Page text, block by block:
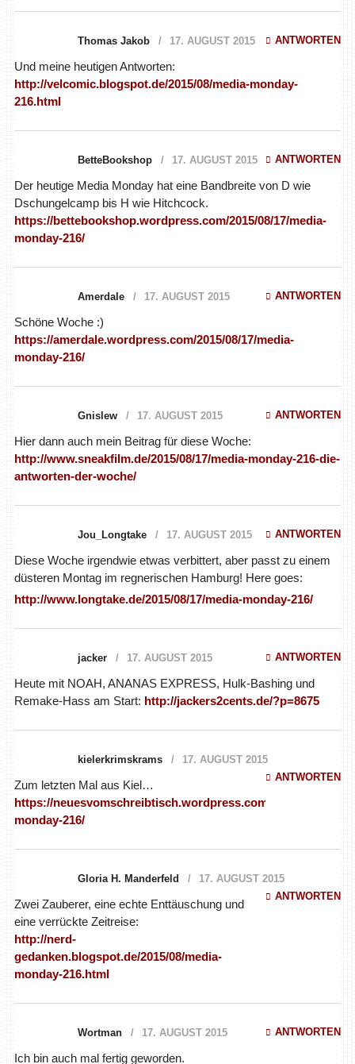
Thomas Jakob 17. AUGUST 2015 ANTWORTEN
Und meine heutigen Antworten:
http://velcomic.blogspot.de/2015/08/media-monday-
216.html
BetteBookshop 17. AUGUST 2015 ANTWORTEN
Der heutige Media Monday hat eine Bandbreite von D wie
Dschungelcamp bis H wie Hitchcock.
https://bettebookshop.wordpress.com/2015/08/17/media-
monday-216/
Amerdale 17. AUGUST 2015 ANTWORTEN
Schöne Woche :)
https://amerdale.wordpress.com/2015/08/17/media-
monday-216/
Gnislew 17. AUGUST 2015 ANTWORTEN
Hier dann auch mein Beitrag für diese Woche:
http://www.sneakfilm.de/2015/08/17/media-monday-216-die-
antworten-der-woche/
Jou_Longtake 17. AUGUST 2015 ANTWORTEN
Diese Woche irgendwie etwas verbittert, aber passt zu einem
düsteren Montag im regnerischen Hamburg! Here goes:
http://www.longtake.de/2015/08/17/media-monday-216/
jacker 17. AUGUST 2015 ANTWORTEN
Heute mit NOAH, ANANAS EXPRESS, Hulk-Bashing und
Remake-Hass am Start: http://jackers2cents.de/?p=8675
kielerkrimskrams
17. AUGUST 2015
ANTWORTEN
Zum letzten Mal aus Kiel…
https://neuesvomschreibtisch.wordpress.com/2015/08/17/
monday-216/
Gloria H. Manderfeld
17. AUGUST 2015
ANTWORTEN
Zwei Zauberer, eine echte Enttäuschung und
eine verrückte Zeitreise:
http://nerd-
gedanken.blogspot.de/2015/08/media-
monday-216.html
Wortman 17. AUGUST 2015 ANTWORTEN
Ich bin auch mal fertig geworden.